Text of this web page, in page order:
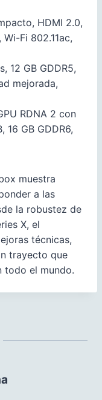
HDMI 2.0,
Fi 802.11ac,
12 GB GDDR5,
mejorada,
RDNA 2 con
16 GB GDDR6,
muestra
a las
la robustez de
X, el
técnicas,
trayecto que
todo el mundo.